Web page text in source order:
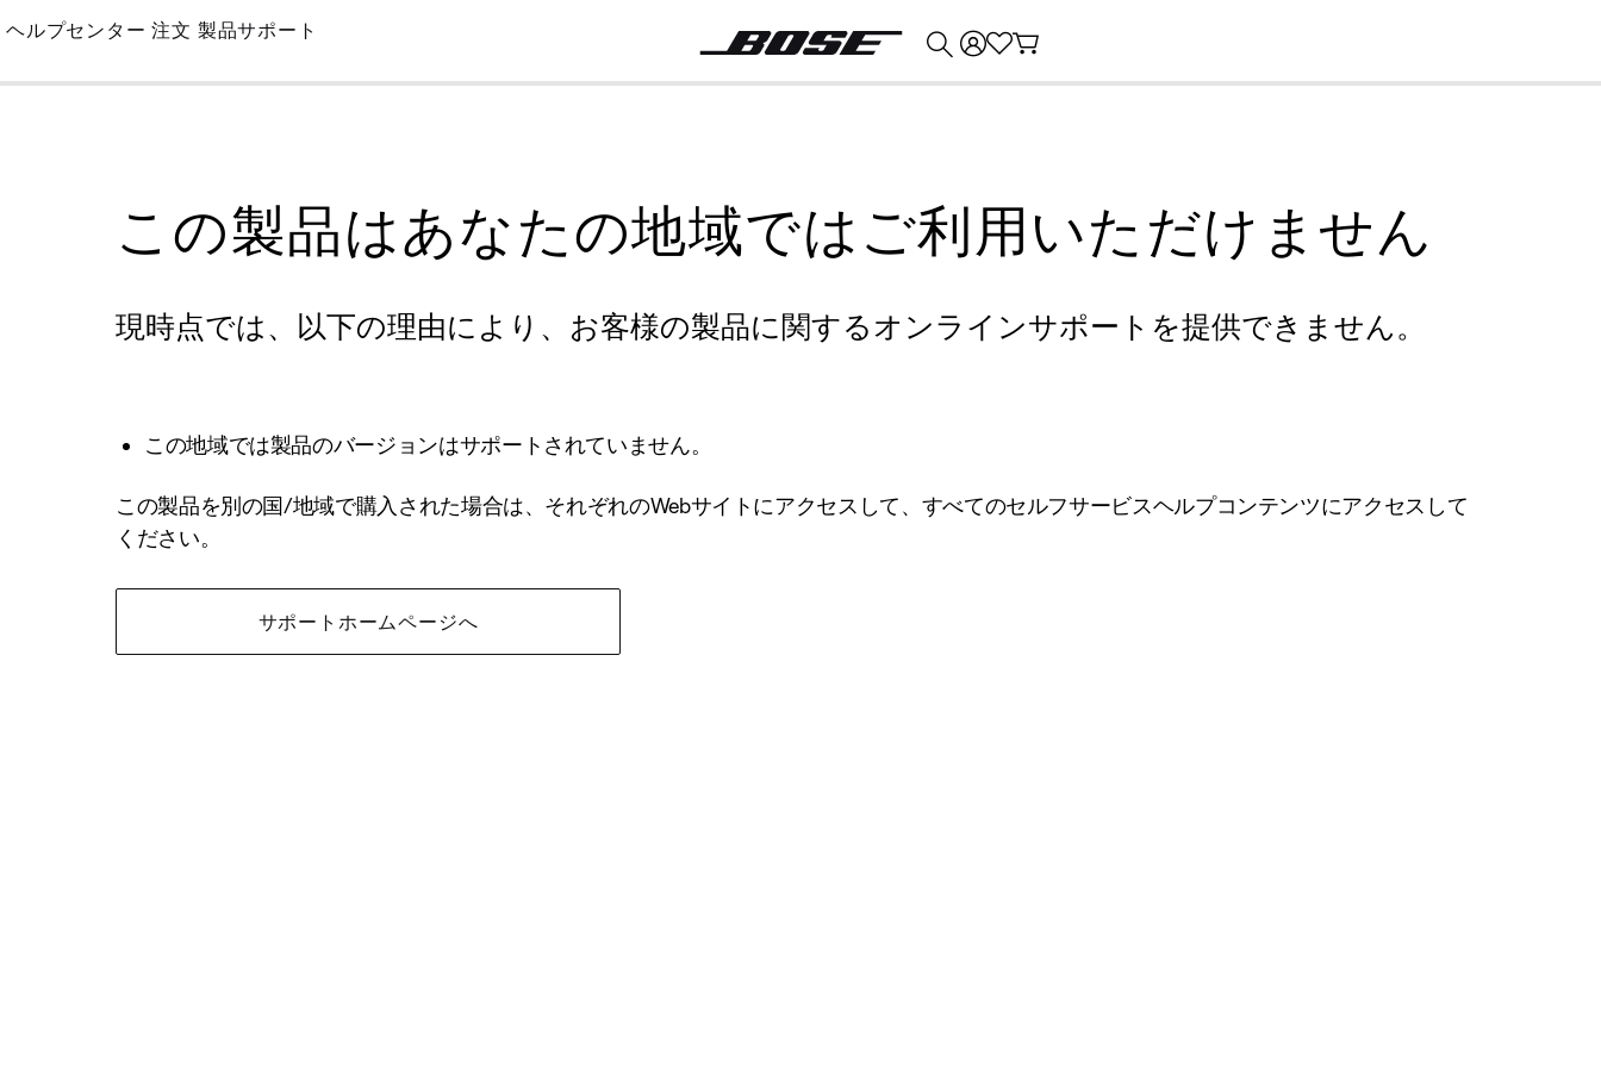
Skip
Main
ヘルプセンター 注文 製品サポート
この製品はあなたの地域ではご利用いただけません
現時点では、以下の理由により、お客様の製品に関するオンラインサポートを提供できません。
この地域では製品のバージョンはサポートされていません。
この製品を別の国/地域で購入された場合は、それぞれのWebサイトにアクセスして、すべてのセルフサービスヘルプコンテンツにアクセスして
ください。
サポートホームページへ